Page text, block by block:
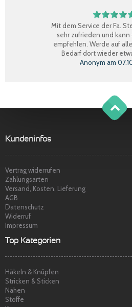
Mit dem Service der Fa.
sehr zufrieden und kann
empfehlen. Werde auf
Bedarf dort wieder
Anonym am
Claudia W.am
Marina S.am
g
o
t
o
o
Kundeninfos
Vertrag widerrufen
Zahlungsarten
Versand, Kosten, Lieferung
AGB
Datenschutz
Widerruf
Impressum
Top Kategorien
Häkeln & Knüpfen
Stricken & Sticken
Nähen
Stoffe